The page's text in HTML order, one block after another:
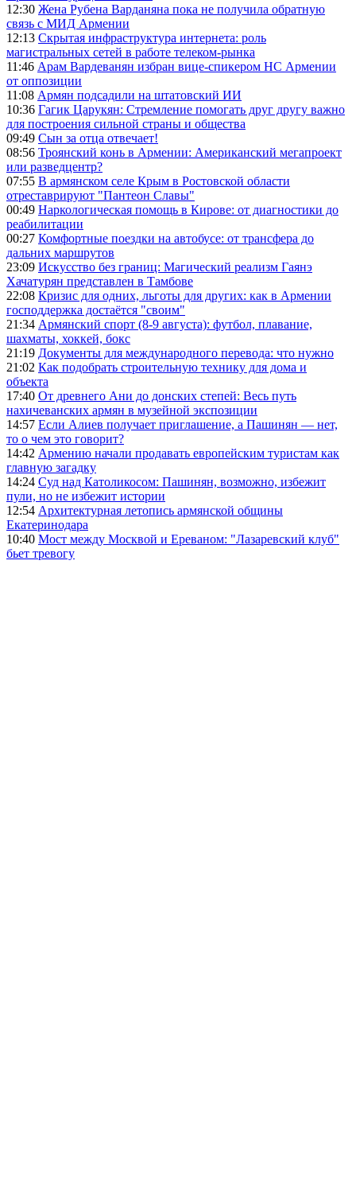
12:30 Жена Рубена Варданяна пока не получила обратную
связь с МИД Армении
12:13 Скрытая инфраструктура интернета: роль
магистральных сетей в работе телеком-рынка
11:46 Арам Вардеванян избран вице-спикером НС Армении
от оппозиции
11:08 Армян подсадили на штатовский ИИ
10:36 Гагик Царукян: Стремление помогать друг другу важно
для построения сильной страны и общества
09:49 Сын за отца отвечает!
08:56 Троянский конь в Армении: Американский мегапроект
или разведцентр?
07:55 В армянском селе Крым в Ростовской области
отреставрируют "Пантеон Славы"
00:49 Наркологическая помощь в Кирове: от диагностики до
реабилитации
00:27 Комфортные поездки на автобусе: от трансфера до
дальних маршрутов
23:09 Искусство без границ: Магический реализм Гаянэ
Хачатурян представлен в Тамбове
22:08 Кризис для одних, льготы для других: как в Армении
господдержка достаётся "своим"
21:34 Армянский спорт (8-9 августа): футбол, плавание,
шахматы, хоккей, бокс
21:19 Документы для международного перевода: что нужно
21:02 Как подобрать строительную технику для дома и
объекта
17:40 От древнего Ани до донских степей: Весь путь
нахичеванских армян в музейной экспозиции
14:57 Если Алиев получает приглашение, а Пашинян — нет,
то о чем это говорит?
14:42 Армению начали продавать европейским туристам как
главную загадку
14:24 Суд над Католикосом: Пашинян, возможно, избежит
пули, но не избежит истории
12:54 Архитектурная летопись армянской общины
Екатеринодара
10:40 Мост между Москвой и Ереваном: "Лазаревский клуб"
бьет тревогу